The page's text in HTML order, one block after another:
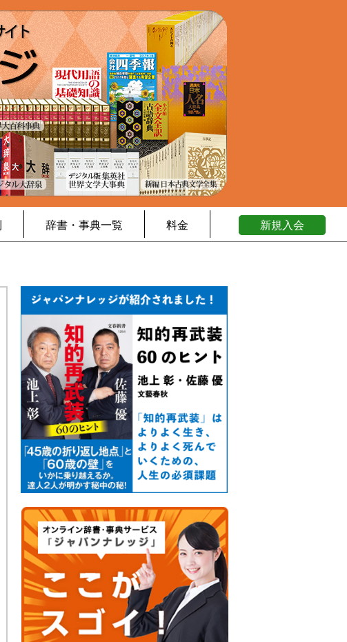
辞書・事典一覧 料金 新規入会